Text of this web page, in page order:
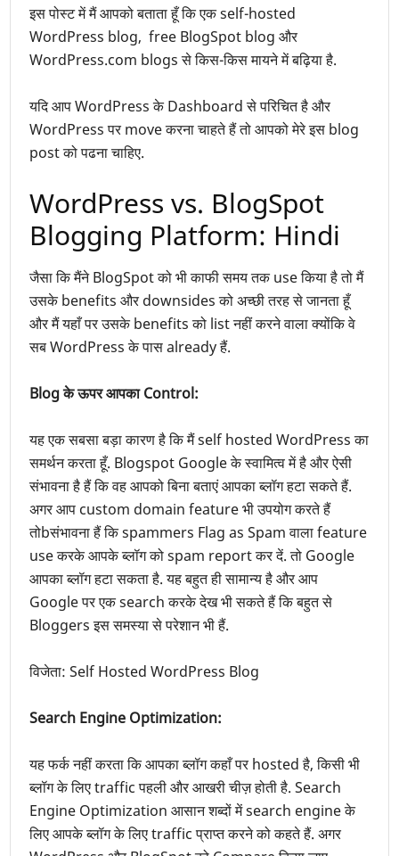
इस पोस्ट में मैं आपको बताता हूँ कि एक self-hosted
WordPress blog, free BlogSpot blog और
WordPress.com blogs से किस-किस मायने में बढ़िया है.
यदि आप WordPress के Dashboard सेपरिचितहै और
WordPress पर move करना चाहते हैं तो आपको मेरे इस blog
post को पढना चाहिए.
WordPress vs. BlogSpot
Blogging Platform: Hindi
जैसा कि मैंने BlogSpot को भी काफी समय तक use किया है तो मैं
उसके benefits और downsides को अच्छी तरह से जानता हूँ
और मैं यहाँ पर उसके benefits को list नहीं करने वाला क्योंकि वे
सब WordPress के पास already हैं.
Blog के ऊपर आपका Control:
यह एक सबसा बड़ाकारणहै कि मैं self hosted WordPress का
समर्थनकरता हूँ. Blogspot Google के स्वामित्व में है और ऐसी
संभावना है हैं कि वह आपको बिना बताएं आपकाब्लॉग हटा सकते हैं.
अगर आप custom domain feature भी उपयोग करते हैं
तोbसंभावना हैं कि spammers Flag as Spam वाला feature
use करके आपके ब्लॉग को spam report कर दें. तो Google
आपका ब्लॉग हटा सकता है. यह बहुत हीसामान्यहै और आप
Google पर एक search करके देख भी सकते हैं कि बहुत से
Bloggers इससमस्यासे परेशान भी हैं.
विजेता: Self Hosted WordPress Blog
Search Engine Optimization:
यहफर्कनहीं करता कि आपका ब्लॉग कहाँ पर hosted है, किसी भी
ब्लॉग के लिए traffic पहली और आखरी चीज़ होती है. Search
Engine Optimization आसान शब्दों में search engine के
लिए आपके ब्लॉग के लिए traffic प्राप्त करने को कहते हैं. अगर